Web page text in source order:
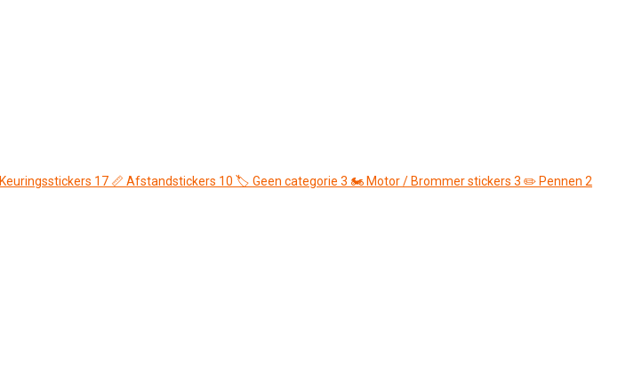
Keuringsstickers 17 📏 Afstandstickers 10 🏷️ Geen categorie 3 🏍️ Motor / Brommer stickers 3 ✏️ Pennen 2